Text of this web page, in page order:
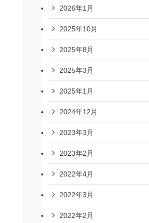
2026年1月
2025年10月
2025年8月
2025年3月
2025年1月
2024年12月
2023年3月
2023年2月
2022年4月
2022年3月
2022年2月